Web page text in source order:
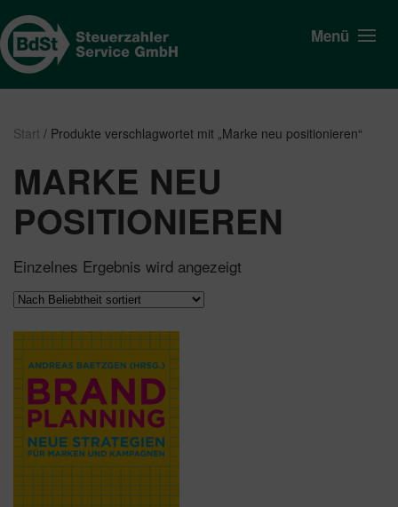
Menü
Start / Produkte verschlagwortet mit „Marke neu positionieren“
MARKE NEU
POSITIONIEREN
Einzelnes Ergebnis wird angezeigt